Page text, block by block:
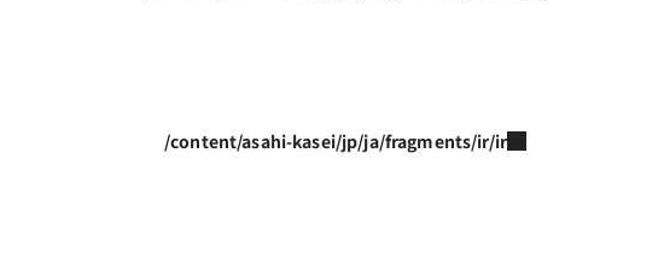
/content/asahi-kasei/jp/ja/fragments/ir/ir